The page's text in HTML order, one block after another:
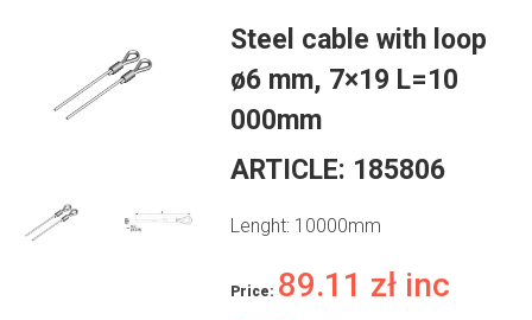
Steel cable with loop
ø6 mm, 7×19 L=10
000mm
ARTICLE: 185806
Lenght: 10000mm
Price: 89.11 zł inc